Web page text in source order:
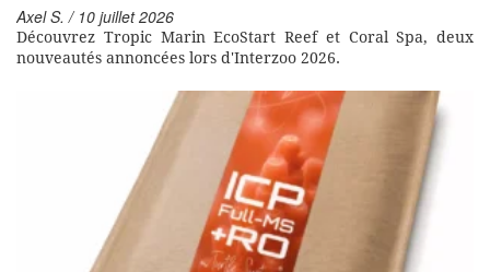
Axel S. / 10 juillet 2026
Découvrez Tropic Marin EcoStart Reef et Coral Spa, deux
nouveautés annoncées lors d'Interzoo 2026.